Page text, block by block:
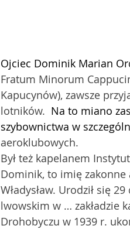
Ojciec Dominik Marian
Fratum Minorum
Kapucynów), zawsze
lotników. Na to miano
szybownictwa w
aeroklubowych.
Był też kapelanem
Dominik, to imię
Władysław. Urodził się
lwowskim w … zakładzie
Drohobyczu w 1939 r.